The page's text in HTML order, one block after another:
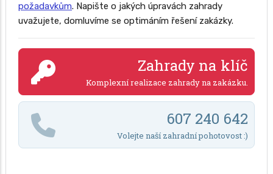
požadavkům. Napište o jakých úpravách zahrady
uvažujete, domluvíme se optimáním řešení zakázky.
Zahrady na klíč
Komplexní realizace zahrady na zakázku.
607 240 642
Volejte naší zahradní pohotovost :)